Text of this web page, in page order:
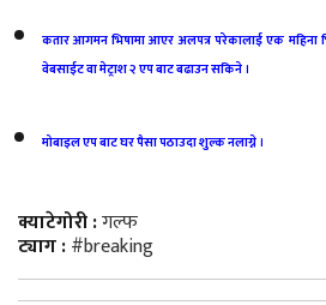
कतार आगमन भिषामा आएर अलपत्र परेकालाई एक महिना
वेबसाईट वा मेट्राश २ एप बाट बढाउन सकिने ।
मोबाइल एप बाट घर पैसा पठाउदा शुल्क नलाग्ने ।
क्याटेगोरी :गल्फ
ट्याग :#breaking